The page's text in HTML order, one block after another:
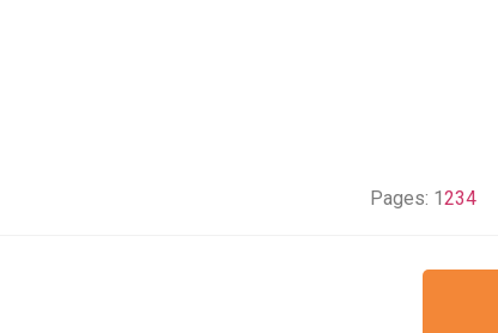
Pages: 1234